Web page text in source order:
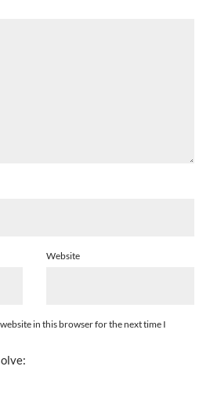
Website
in this browser for the next time I